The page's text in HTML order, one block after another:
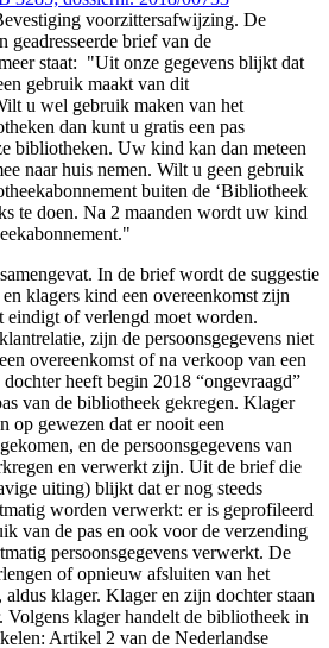
voorzittersafwijzing. De
geadresseerde brief van de
staat: "Uit onze gegevens blijkt dat
gebruik maakt van dit
u wel gebruik maken van het
dan kunt u gratis een pas
bibliotheken. Uw kind kan dan meteen
naar huis nemen. Wilt u geen gebruik
buiten de ‘Bibliotheek
te doen. Na 2 maanden wordt uw kind
In de brief wordt de suggestie
klagers kind een overeenkomst zijn
eindigt of verlengd moet worden.
zijn de persoonsgegevens niet
overeenkomst of na verkoop van een
heeft begin 2018 “ongevraagd”
van de bibliotheek gekregen. Klager
op gewezen dat er nooit een
en de persoonsgegevens van
en verwerkt zijn. Uit de brief die
uiting) blijkt dat er nog steeds
worden verwerkt: er is geprofileerd
van de pas en ook voor de verzending
persoonsgegevens verwerkt. De
of opnieuw afsluiten van het
klager. Klager en zijn dochter staan
Volgens klager handelt de bibliotheek in
Artikel 2 van de Nederlandse